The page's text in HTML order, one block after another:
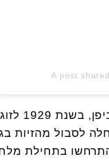
A post
קוסמה
בתחילת